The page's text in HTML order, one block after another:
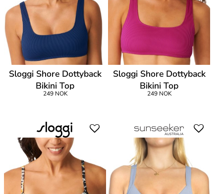
Sloggi Shore Dottyback
Bikini Top
249 NOK
Sloggi Shore Dottyback
Bikini Top
249 NOK